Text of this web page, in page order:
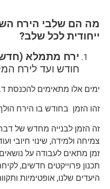
מה הם שלבי הירח
ייחודית לכל שלב?
ירח מתמלא
חודש ועד לירח
ימים אלו מתאימים להכנסת
זהו הזמן בחודש בו הירח הולך
זה הזמן לבנייה מחדש של
צמיחה ולמידה, שינוי חיובי
זמן מתאים לעבודה על
תכנון פרוייקטים חדשים,
היעדים שלנו, אופטימיות